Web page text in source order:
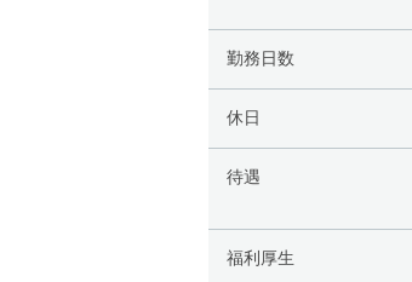
勤務日数
休日
待遇
福利厚生